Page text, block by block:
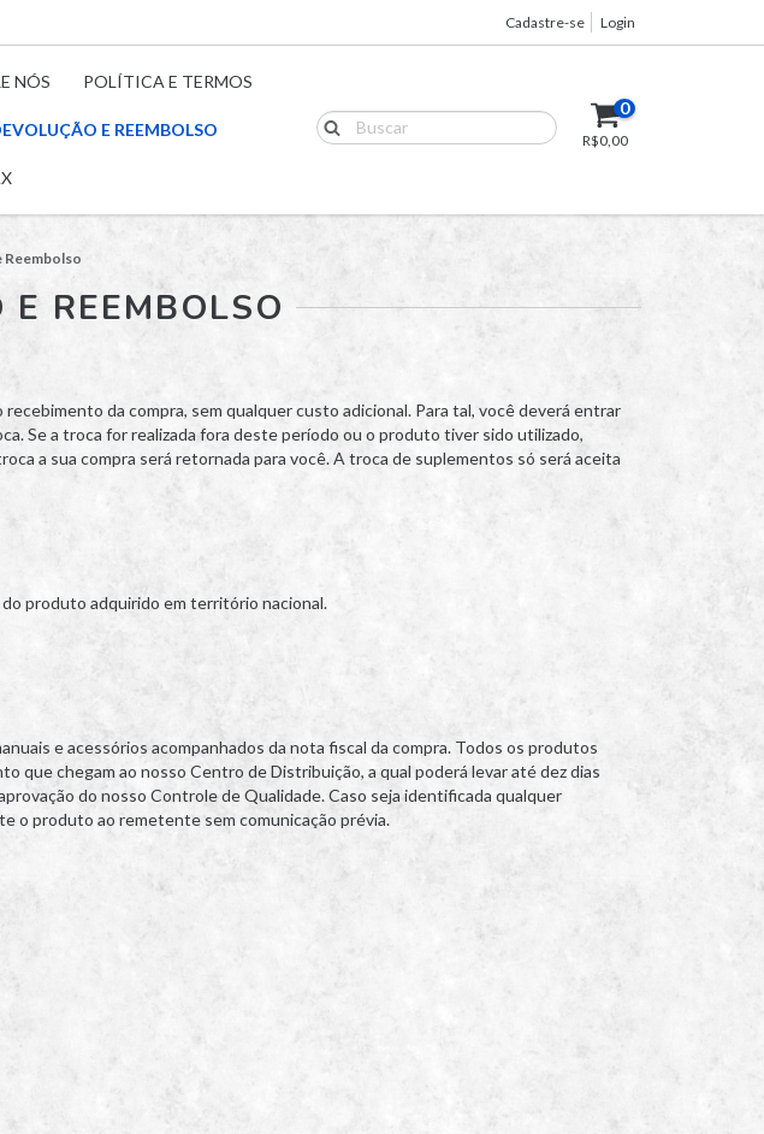
Cadastre-se Login
NÓS POLÍTICA E TERMOS
E REEMBOLSO
0
R$0,00
Reembolso
REEMBOLSO
da compra, sem qualquer custo adicional. Para tal, você deverá entrar
Se a troca for realizada fora deste período ou o produto tiver sido utilizado,
a sua compra será retornada para você. A troca de suplementos só será aceita
produto adquirido em território nacional.
e acessórios acompanhados da nota fiscal da compra. Todos os produtos
que chegam ao nosso Centro de Distribuição, a qual poderá levar até dez dias
do nosso Controle de Qualidade. Caso seja identificada qualquer
o produto ao remetente sem comunicação prévia.